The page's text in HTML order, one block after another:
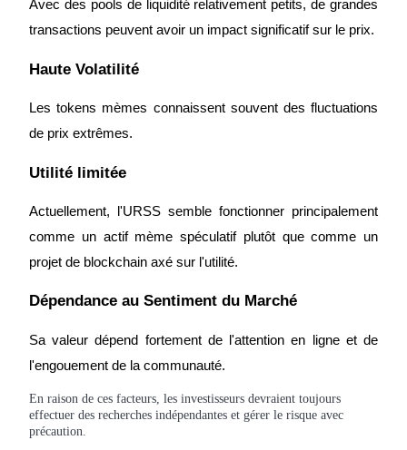
Bitrue
AI
Partenaires Bitrue
Avec des pools de liquidité relativement petits, de grandes
transactions peuvent avoir un impact significatif sur le prix.
Haute Volatilité
Les tokens mèmes connaissent souvent des fluctuations
de prix extrêmes.
Utilité limitée
Actuellement, l'URSS semble fonctionner principalement
comme un actif mème spéculatif plutôt que comme un
projet de blockchain axé sur l'utilité.
Dépendance au Sentiment du Marché
Sa valeur dépend fortement de l'attention en ligne et de
l'engouement de la communauté.
En raison de ces facteurs, les investisseurs devraient toujours
effectuer des recherches indépendantes et gérer le risque avec
précaution.